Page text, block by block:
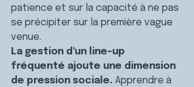
patience et sur la capacité à ne pas
se précipiter sur la première vague
venue.
La gestion d'un line-up
fréquenté ajoute une dimension
de pression sociale. Apprendre à